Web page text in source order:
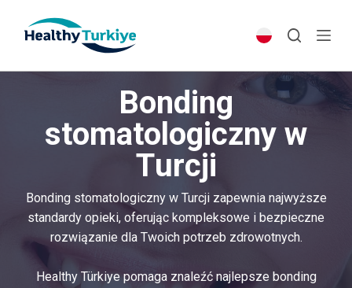
p
Bonding
stomatologiczny w
Turcji
Bonding stomatologiczny w Turcji zapewnia najwyższe
standardy opieki, oferując kompleksowe i bezpieczne
rozwiązanie dla Twoich potrzeb zdrowotnych.
Healthy Türkiye pomaga znaleźć najlepsze bonding